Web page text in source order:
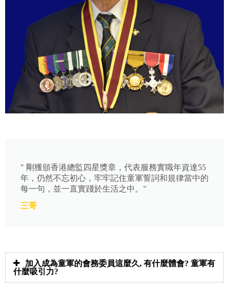
" 剛獲頒香港總監四星獎章，代表服務實職年資達55
年，仍然不忘初心，牢牢記住童軍誓詞和規律當中的
每一句，並一直實踐於生活之中。"
三哥
加入成為童軍的會務委員這麼久, 有什麼體會? 童軍有
什麼吸引力?